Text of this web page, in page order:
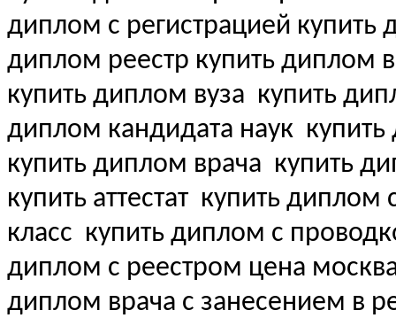
диплом с регистрацией
диплом реестр купить диплом
купить диплом вуза купить
диплом кандидата наук
купить диплом врача купить
купить аттестат купить диплом
класс купить диплом с
диплом с реестром цена
диплом врача с занесением в